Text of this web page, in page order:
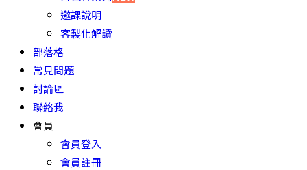
邀課說明
客製化解讀
部落格
常見問題
討論區
聯絡我
會員
會員登入
會員註冊